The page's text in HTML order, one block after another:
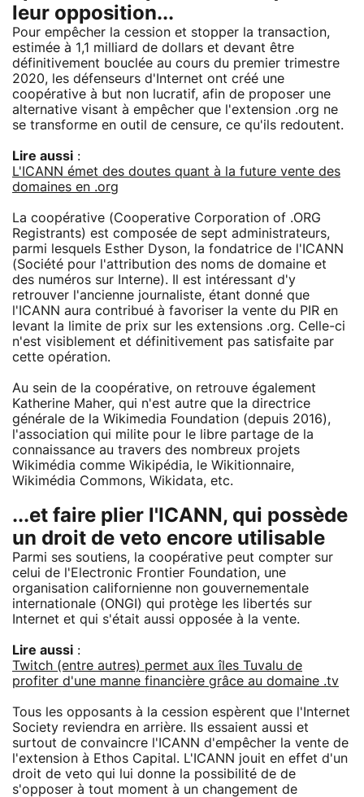
leur opposition...
Pour empêcher la cession et stopper la transaction,
estimée à 1,1 milliard de dollars et devant être
définitivement bouclée au cours du premier trimestre
2020, les défenseurs d'Internet ont créé une
coopérative à but non lucratif, afin de proposer une
alternative visant à empêcher que l'extension .org ne
se transforme en outil de censure, ce qu'ils redoutent.
Lire aussi :
L'ICANN émet des doutes quant à la future vente des
domaines en .org
La coopérative (Cooperative Corporation of .ORG
Registrants) est composée de sept administrateurs,
parmi lesquels Esther Dyson, la fondatrice de l'ICANN
(Société pour l'attribution des noms de domaine et
des numéros sur Interne). Il est intéressant d'y
retrouver l'ancienne journaliste, étant donné que
l'ICANN aura contribué à favoriser la vente du PIR en
levant la limite de prix sur les extensions .org. Celle-ci
n'est visiblement et définitivement pas satisfaite par
cette opération.
Au sein de la coopérative, on retrouve également
Katherine Maher, qui n'est autre que la directrice
générale de la Wikimedia Foundation (depuis 2016),
l'association qui milite pour le libre partage de la
connaissance au travers des nombreux projets
Wikimédia comme Wikipédia, le Wikitionnaire,
Wikimédia Commons, Wikidata, etc.
...et faire plier l'ICANN, qui possède
un droit de veto encore utilisable
Parmi ses soutiens, la coopérative peut compter sur
celui de l'Electronic Frontier Foundation, une
organisation californienne non gouvernementale
internationale (ONGI) qui protège les libertés sur
Internet et qui s'était aussi opposée à la vente.
Lire aussi :
Twitch (entre autres) permet aux îles Tuvalu de
profiter d'une manne financière grâce au domaine .tv
Tous les opposants à la cession espèrent que l'Internet
Society reviendra en arrière. Ils essaient aussi et
surtout de convaincre l'ICANN d'empêcher la vente de
l'extension à Ethos Capital. L'ICANN jouit en effet d'un
droit de veto qui lui donne la possibilité de de
s'opposer à tout moment à un changement de